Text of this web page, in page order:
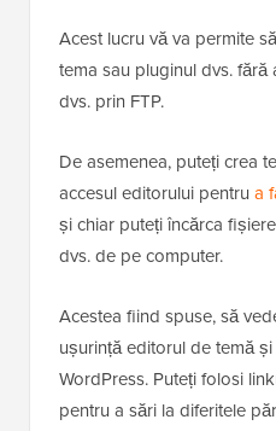
Acest lucru vă va permite
tema sau pluginul dvs.
dvs. prin FTP.
De asemenea, puteți crea
accesul editorului pentru a
și chiar puteți încărca
dvs. de pe computer.
Acestea fiind spuse, să
ușurință editorul de temă
WordPress. Puteți folosi
pentru a sări la diferitele